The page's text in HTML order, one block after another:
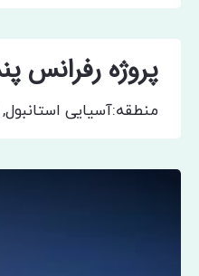
پروژه رفرانس
منطقه:آسیایی استانبول,